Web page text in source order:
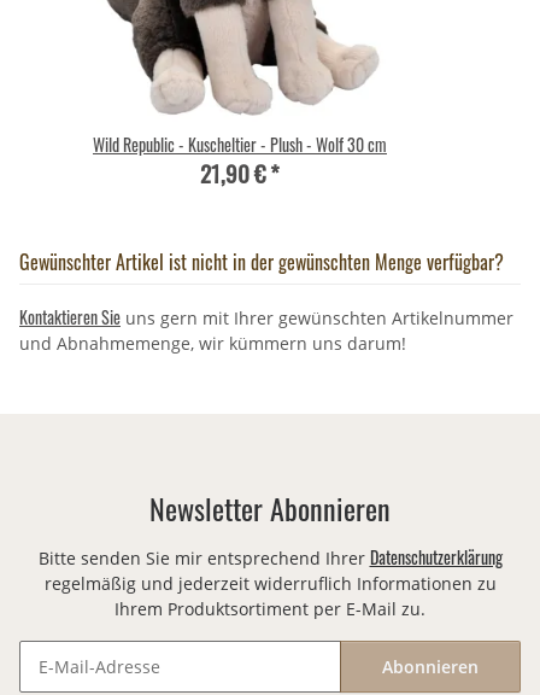
Wild Republic - Kuscheltier - Plush - Wolf 30 cm
21,90 €*
Gewünschter Artikel ist nicht in der gewünschten Menge verfügbar?
Kontaktieren Sie uns gern mit Ihrer gewünschten Artikelnummer
und Abnahmemenge, wir kümmern uns darum!
Newsletter Abonnieren
Bitte senden Sie mir entsprechend Ihrer Datenschutzerklärung
regelmäßig und jederzeit widerruflich Informationen zu
Ihrem Produktsortiment per E-Mail zu.
Abonnieren